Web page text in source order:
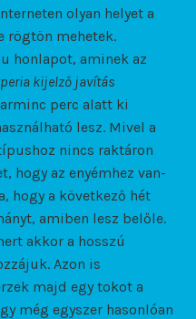
olyan helyet a
rögtön mehetek.
honlapot, aminek az
kijelző javítás
perc alatt ki
lesz. Mivel a
nincs raktáron
hogy az enyémhez van-
hogy a következő hét
amiben lesz belőle.
akkor a hosszú
Azon is
majd egy tokot a
még egyszer hasonlóan